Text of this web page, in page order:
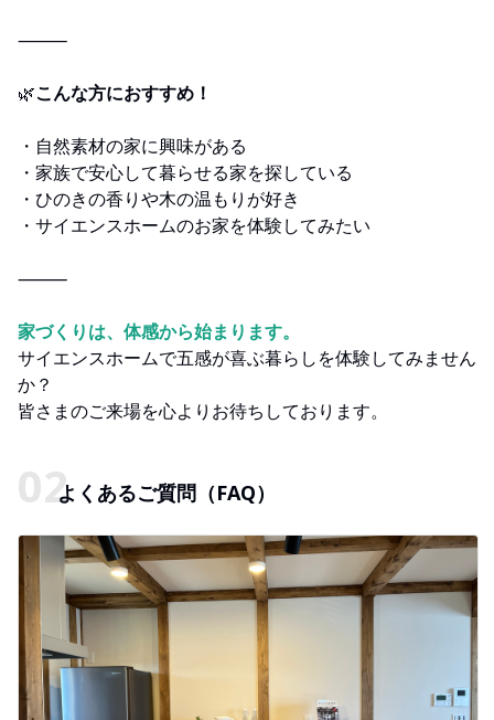
⸻
🌿こんな方におすすめ！
・自然素材の家に興味がある
・家族で安心して暮らせる家を探している
・ひのきの香りや木の温もりが好き
・サイエンスホームのお家を体験してみたい
⸻
家づくりは、体感から始まります。
サイエンスホームで五感が喜ぶ暮らしを体験してみません
か？
皆さまのご来場を心よりお待ちしております。
よくあるご質問（FAQ）